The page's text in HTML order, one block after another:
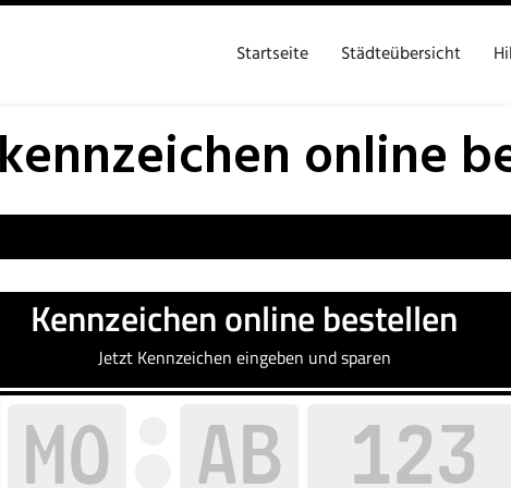
Startseite Städteübersicht
online